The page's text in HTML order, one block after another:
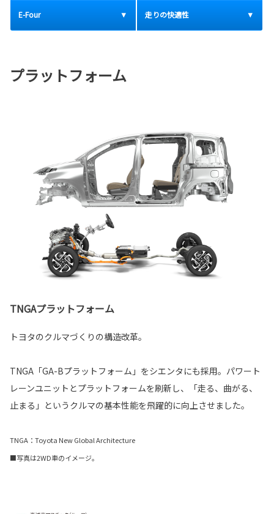
E-Four 走りの快適性
プラットフォーム
TNGAプラットフォーム
トヨタのクルマづくりの構造改革。
TNGA「GA-Bプラットフォーム」をシエンタにも採用。パワート
レーンユニットとプラットフォームを刷新し、「走る、曲がる、
止まる」というクルマの基本性能を飛躍的に向上させました。
TNGA：Toyota New Global Architecture
■写真は2WD車のイメージ。